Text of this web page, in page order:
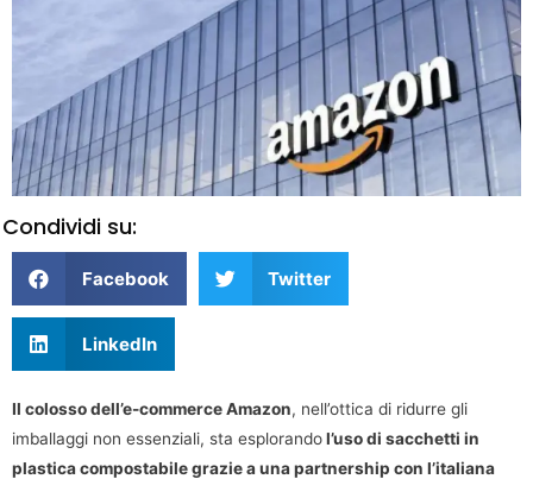
Condividi su:
Facebook Twitter
LinkedIn
Il colosso dell’e-commerce Amazon, nell’ottica di ridurre gli
imballaggi non essenziali, sta esplorandol’uso di sacchetti in
plastica compostabile grazie a una partnership con l’italiana